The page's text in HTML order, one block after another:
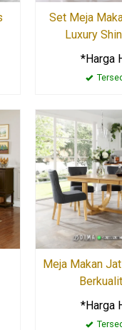
Set Meja
Luxury
*Harga
Meja Makan
*Harga